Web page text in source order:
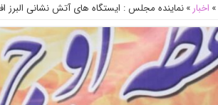
» اخبار » نماینده مجلس : ایستگاه های آتش نشانی البرز